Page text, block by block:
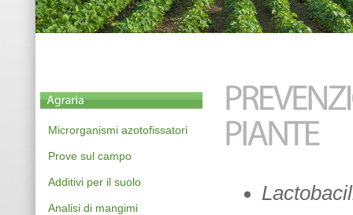
Microrganismi azotofissatori
Prove sul campo
Additivi per il suolo
Analisi di mangimi